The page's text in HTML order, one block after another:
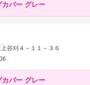
バー グレー
谷刈４－１１－３６
バー グレー